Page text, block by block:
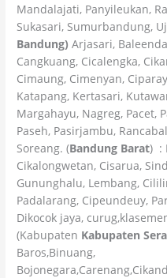
Mandalajati, Panyileukan,
Sukasari, Sumurbandung,
Bandung) Arjasari,
Cangkuang, Cicalengka,
Cimaung, Cimenyan,
Katapang, Kertasari,
Margahayu, Nagreg, Pacet,
Paseh, Pasirjambu,
Soreang. (Bandung Barat) :
Cikalongwetan, Cisarua,
Gununghalu, Lembang,
Padalarang, Cipeundeuy,
Dikocok jaya,
(Kabupaten Kabupaten
Baros,Binuang,